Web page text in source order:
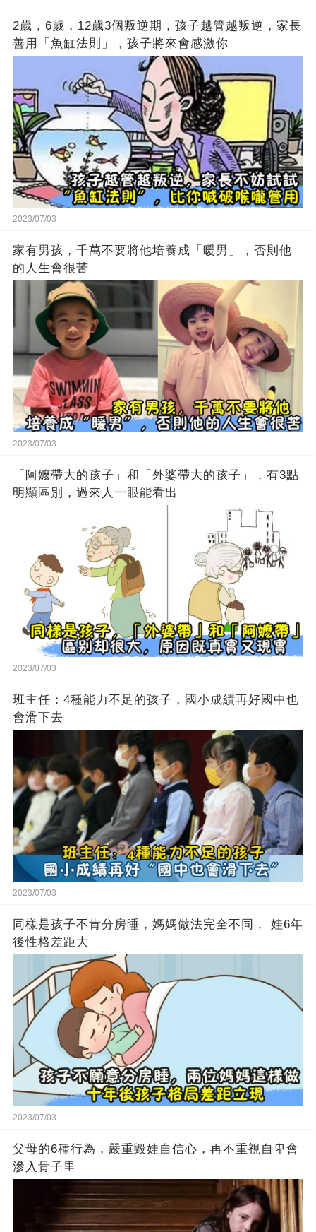
2歲，6歲，12歲3個叛逆期，孩子越管越叛逆，家長
善用「魚缸法則」，孩子將來會感激你
2023/07/03
家有男孩，千萬不要將他培養成「暖男」，否則他
的人生會很苦
2023/07/03
「阿嬤帶大的孩子」和「外婆帶大的孩子」，有3點
明顯區別，過來人一眼能看出
2023/07/03
班主任：4種能力不足的孩子，國小成績再好國中也
會滑下去
2023/07/03
同樣是孩子不肯分房睡，媽媽做法完全不同， 娃6年
後性格差距大
2023/07/03
父母的6種行為，嚴重毀娃自信心，再不重視自卑會
滲入骨子里